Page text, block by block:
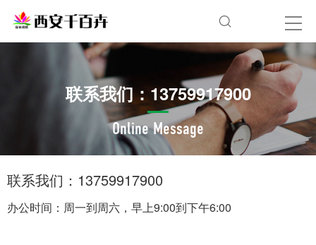
联系我们：13759917900
Online Message
联系我们：13759917900
办公时间：周一到周六，早上9:00到下午6:00